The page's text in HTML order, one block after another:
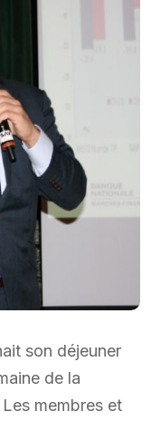
son déjeuner
de la
membres et